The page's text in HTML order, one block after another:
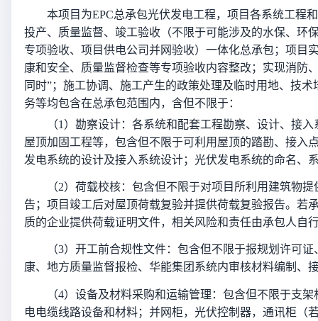
本项目为EPC总承包光伏发电工程，项目各系统工程
投产、质量监督、竣工验收（不限于可能涉及的水保、环
专项验收、项目供电公司并网验收）一体化总承包；项目
康和安全、质量监督检查等专项验收内容整改；实现消防
同时”；施工协调、施工产生的政策处理及临时用地、技
务等均包含在总承包范围内，含但不限于：
（1） 勘察设计：各系统和配套工程勘察、设计、接
屋顶加固工程等，包含但不限于可利用屋顶的踏勘、接入
发电系统的设计及接入系统设计；光伏发电系统的命名、
（2） 荷载校核：包含但不限于对项目所利用建筑物
告；项目竣工后对屋顶荷载复验并提供荷载复验报告。若
质的企业提供荷载证明文件，相关风险和责任由承包人自
（3） 开工前合规性文件：包含但不限于报规划许可
康、地方质量监督报检、华能集团系统内审核材料编制、
（4） 设备及材料采购和运输管理：包含但不限于支
电电缆线路设备和材料；并网柜，光伏控制器，通讯柜（